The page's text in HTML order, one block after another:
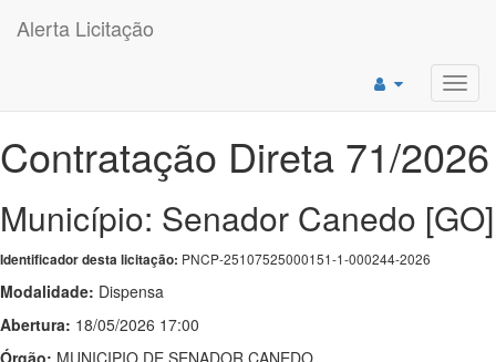
Alerta Licitação
Contratação Direta 71/2026
Município: Senador Canedo [GO]
Identificador desta licitação: PNCP-25107525000151-1-000244-2026
Modalidade: Dispensa
Abertura: 18/05/2026 17:00
Órgão: MUNICIPIO DE SENADOR CANEDO